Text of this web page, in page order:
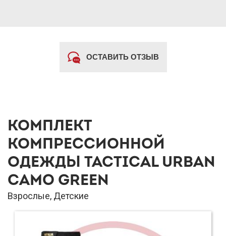
ОСТАВИТЬ ОТЗЫВ
КОМПЛЕКТ
КОМПРЕССИОННОЙ
ОДЕЖДЫ TACTICAL URBAN
CAMO GREEN
Взрослые, Детские